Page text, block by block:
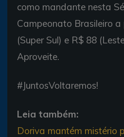
como mandante nesta
Campeonato Brasileiro
(Super Sul) e R$ 88
Aproveite.
#JuntosVoltaremos!
Leia também:
Doriva mantém mistério